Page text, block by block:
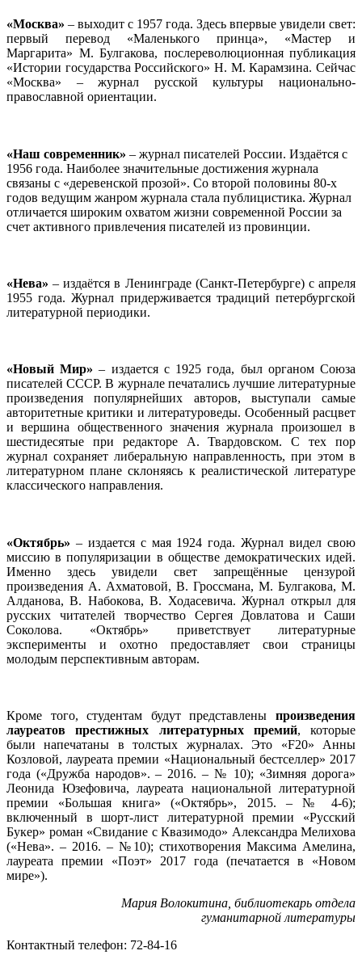
«Москва» – выходит с 1957 года. Здесь впервые увидели свет:
первый перевод «Маленького принца», «Мастер и
Маргарита» М. Булгакова, послереволюционная публикация
«Истории государства Российского» Н. М. Карамзина. Сейчас
«Москва» – журнал русской культуры национально-
православной ориентации.
«Наш современник» – журнал писателей России. Издаётся с
1956 года. Наиболее значительные достижения журнала
связаны с «деревенской прозой». Со второй половины 80-х
годов ведущим жанром журнала стала публицистика. Журнал
отличается широким охватом жизни современной России за
счет активного привлечения писателей из провинции.
«Нева» – издаётся в Ленинграде (Санкт-Петербурге) с апреля
1955 года. Журнал придерживается традиций петербургской
литературной периодики.
«Новый Мир» – издается с 1925 года, был органом Союза
писателей СССР. В журнале печатались лучшие литературные
произведения популярнейших авторов, выступали самые
авторитетные критики и литературоведы. Особенный расцвет
и вершина общественного значения журнала произошел в
шестидесятые при редакторе А. Твардовском. С тех пор
журнал сохраняет либеральную направленность, при этом в
литературном плане склоняясь к реалистической литературе
классического направления.
«Октябрь» – издается с мая 1924 года. Журнал видел свою
миссию в популяризации в обществе демократических идей.
Именно здесь увидели свет запрещённые цензурой
произведения А. Ахматовой, В. Гроссмана, М. Булгакова, М.
Алданова, В. Набокова, В. Ходасевича. Журнал открыл для
русских читателей творчество Сергея Довлатова и Саши
Соколова. «Октябрь» приветствует литературные
эксперименты и охотно предоставляет свои страницы
молодым перспективным авторам.
Кроме того, студентам будут представлены произведения
лауреатов престижных литературных премий, которые
были напечатаны в толстых журналах. Это «F20» Анны
Козловой, лауреата премии «Национальный бестселлер» 2017
года («Дружба народов». – 2016. – № 10); «Зимняя дорога»
Леонида Юзефовича, лауреата национальной литературной
премии «Большая книга» («Октябрь», 2015. – № 4-6);
включенный в шорт-лист литературной премии «Русский
Букер» роман «Свидание с Квазимодо» Александра Мелихова
(«Нева». – 2016. – №10); стихотворения Максима Амелина,
лауреата премии «Поэт» 2017 года (печатается в «Новом
мире»).
Мария Волокитина, библиотекарь отдела
гуманитарной литературы
Контактный телефон: 72-84-16